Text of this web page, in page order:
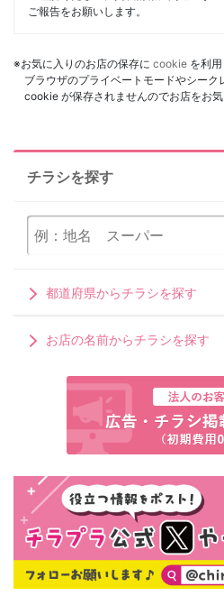
ご報告をお願いします。
※お気に入りのお店の保存に cookie を利用
ブラウザのプライベートモードやシー
cookie が保存されませんのでお店をお気
チラシを探す
都道府県からチラシを探す
お店の名前からチラシを探す